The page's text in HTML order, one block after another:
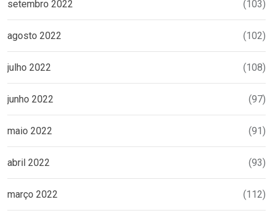
setembro 2022 (103)
agosto 2022 (102)
julho 2022 (108)
junho 2022 (97)
maio 2022 (91)
abril 2022 (93)
março 2022 (112)